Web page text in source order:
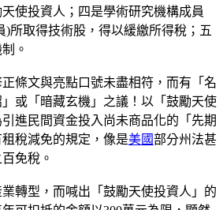
使投資人；四是學術研究機構成員
)所取得技術股，得以緩繳所得稅；五
。
條文與亮點口號未盡相符，而有「名
或「暗藏玄機」之議！以「鼓勵天使
進民間資金投入尚未商品化的「先期
稅減免的規定，像是美國部分州法甚
免稅。
轉型，而喊出「鼓勵天使投資人」的